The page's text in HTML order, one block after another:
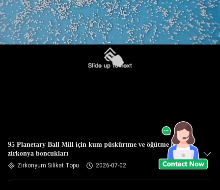
95 Planetary Ball Mill için kum püskürtme ve öğütme için
zirkonya boncukları
Zirkonyum Silikat Topu 2026-07-02